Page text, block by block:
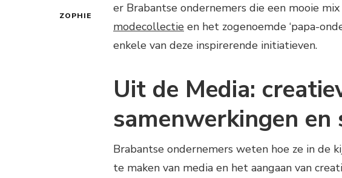
ZOPHIE
er Brabantse ondernemers die een mooie
modecollectie en het zogenoemde ‘papa-
enkele van deze inspirerende initiatieven.
Uit de Media:
samenwerkingen en
Brabantse ondernemers weten hoe ze in de
te maken van media en het aangaan van